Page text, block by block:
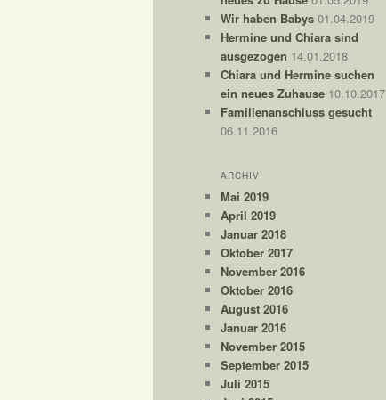
Wir haben Babys 01.04.2019
Hermine und Chiara sind
ausgezogen 14.01.2018
Chiara und Hermine suchen
ein neues Zuhause 10.10.2017
Familienanschluss gesucht
06.11.2016
ARCHIV
Mai 2019
April 2019
Januar 2018
Oktober 2017
November 2016
Oktober 2016
August 2016
Januar 2016
November 2015
September 2015
Juli 2015